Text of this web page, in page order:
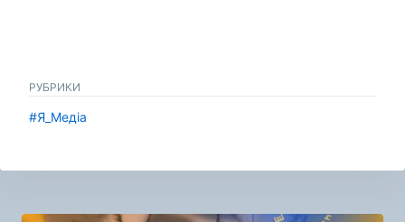
РУБРИКИ
#Я_Медіа
Навигация